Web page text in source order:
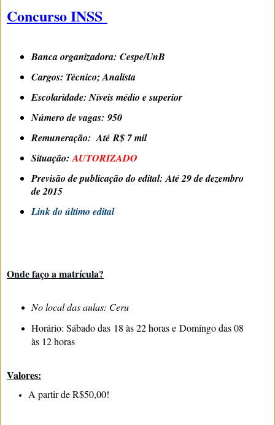
Concurso INSS
Banca organizadora: Cespe/UnB
Cargos: Técnico; Analista
Escolaridade: Níveis médio e superior
Número de vagas: 950
Remuneração: Até R$ 7 mil
Situação:AUTORIZADO
Previsão de publicação do edital:Até 29 de dezembro
de 2015
Link do último edital
Onde faço a matrícula?
No local das aulas: Ceru
Horário: Sábado das 18 às 22 horas e Domingo das 08
às 12 horas
Valores:
A partir de R$50,00!